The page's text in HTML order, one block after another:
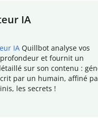
IA
IA Quillbot analyse vos
et fournit un
sur son contenu :
par un humain, affiné
les secrets !